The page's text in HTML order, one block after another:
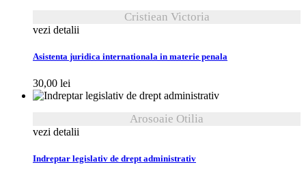
Cristiean Victoria
vezi detalii
Asistenta juridica internationala in materie penala
30,00 lei
Arosoaie Otilia
vezi detalii
Indreptar legislativ de drept administrativ